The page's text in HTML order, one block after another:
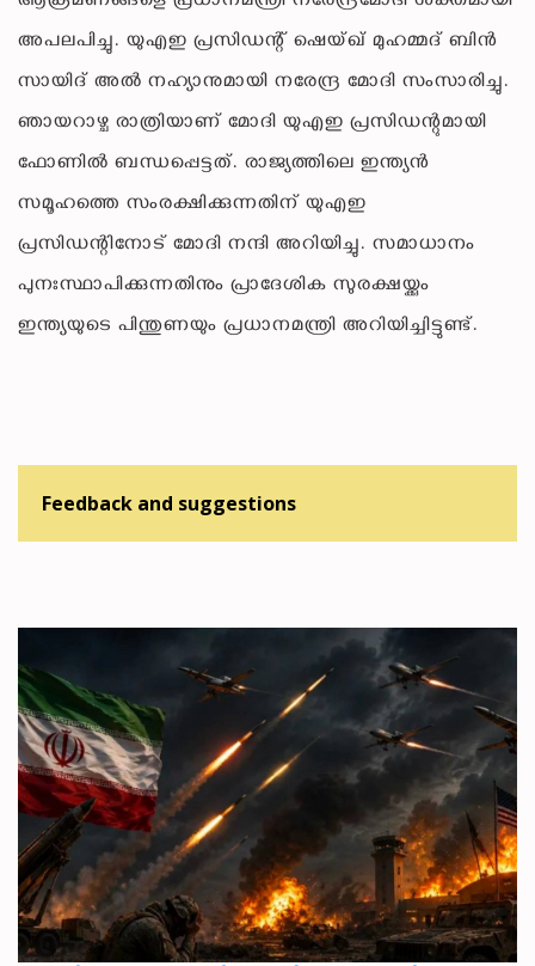
അപലപിച്ചു. യുഎഇ പ്രസിഡന്റ് ഷെയ്ഖ് മുഹമ്മദ് ബിൻ
സായിദ് അൽ നഹ്യാനുമായി നരേന്ദ്ര മോദി സംസാരിച്ചു.
ഞായറാഴ്ച രാത്രിയാണ് മോദി യുഎഇ പ്രസിഡന്റുമായി
ഫോണിൽ ബന്ധപ്പെട്ടത്. രാജ്യത്തിലെ ഇന്ത്യൻ
സമൂഹത്തെ സംരക്ഷിക്കുന്നതിന് യുഎഇ
പ്രസിഡന്റിനോട് മോദി നന്ദി അറിയിച്ചു. സമാധാനം
പുനഃസ്ഥാപിക്കുന്നതിനും പ്രാദേശിക സുരക്ഷയ്ക്കും
ഇന്ത്യയുടെ പിന്തുണയും പ്രധാനമന്ത്രി അറിയിച്ചിട്ടുണ്ട്.
Feedback and suggestions